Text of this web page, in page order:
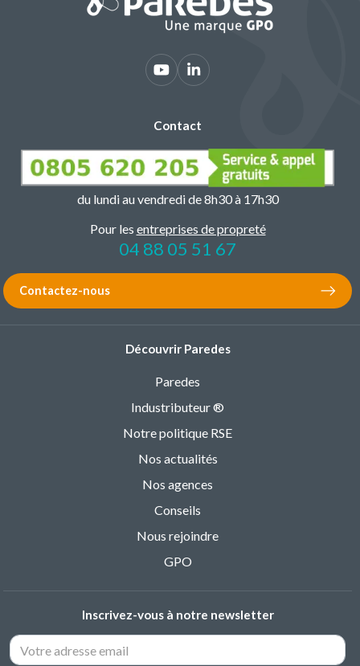
Contact
du lundi au vendredi de 8h30 à 17h30
Pour les entreprises de propreté
04 88 05 51 67
Contactez-nous
Découvrir Paredes
Paredes
Industributeur ®
Notre politique RSE
Nos actualités
Nos agences
Conseils
Nous rejoindre
GPO
Inscrivez-vous à notre newsletter